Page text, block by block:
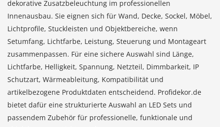
dekorative Zusatzbeleuchtung im professionellen
Innenausbau. Sie eignen sich für Wand, Decke, Sockel, Möbel,
Lichtprofile, Stuckleisten und Objektbereiche, wenn
Setumfang, Lichtfarbe, Leistung, Steuerung und Montageart
zusammenpassen. Für eine sichere Auswahl sind Länge,
Lichtfarbe, Helligkeit, Spannung, Netzteil, Dimmbarkeit, IP
Schutzart, Wärmeableitung, Kompatibilität und
artikelbezogene Produktdaten entscheidend. Profidekor.de
bietet dafür eine strukturierte Auswahl an LED Sets und
passendem Zubehör für professionelle, funktionale und